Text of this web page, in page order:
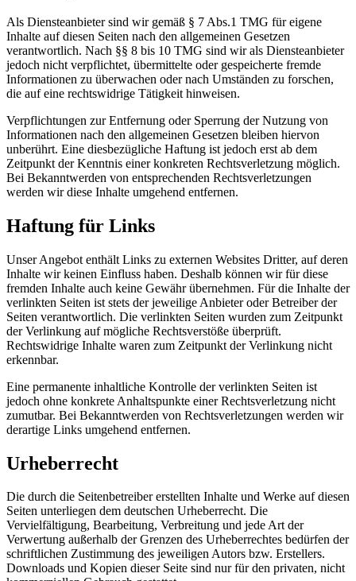
Als Diensteanbieter sind wir gemäß § 7 Abs.1 TMG für eigene
Inhalte auf diesen Seiten nach den allgemeinen Gesetzen
verantwortlich. Nach §§ 8 bis 10 TMG sind wir als Diensteanbieter
jedoch nicht verpflichtet, übermittelte oder gespeicherte fremde
Informationen zu überwachen oder nach Umständen zu forschen,
die auf eine rechtswidrige Tätigkeit hinweisen.
Verpflichtungen zur Entfernung oder Sperrung der Nutzung von
Informationen nach den allgemeinen Gesetzen bleiben hiervon
unberührt. Eine diesbezügliche Haftung ist jedoch erst ab dem
Zeitpunkt der Kenntnis einer konkreten Rechtsverletzung möglich.
Bei Bekanntwerden von entsprechenden Rechtsverletzungen
werden wir diese Inhalte umgehend entfernen.
Haftung für Links
Unser Angebot enthält Links zu externen Websites Dritter, auf deren
Inhalte wir keinen Einfluss haben. Deshalb können wir für diese
fremden Inhalte auch keine Gewähr übernehmen. Für die Inhalte der
verlinkten Seiten ist stets der jeweilige Anbieter oder Betreiber der
Seiten verantwortlich. Die verlinkten Seiten wurden zum Zeitpunkt
der Verlinkung auf mögliche Rechtsverstöße überprüft.
Rechtswidrige Inhalte waren zum Zeitpunkt der Verlinkung nicht
erkennbar.
Eine permanente inhaltliche Kontrolle der verlinkten Seiten ist
jedoch ohne konkrete Anhaltspunkte einer Rechtsverletzung nicht
zumutbar. Bei Bekanntwerden von Rechtsverletzungen werden wir
derartige Links umgehend entfernen.
Urheberrecht
Die durch die Seitenbetreiber erstellten Inhalte und Werke auf diesen
Seiten unterliegen dem deutschen Urheberrecht. Die
Vervielfältigung, Bearbeitung, Verbreitung und jede Art der
Verwertung außerhalb der Grenzen des Urheberrechtes bedürfen der
schriftlichen Zustimmung des jeweiligen Autors bzw. Erstellers.
Downloads und Kopien dieser Seite sind nur für den privaten, nicht